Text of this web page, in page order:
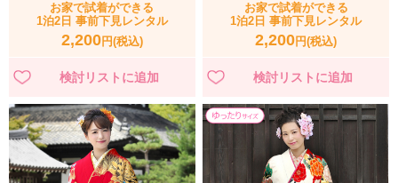
お家で試着ができる
1泊2日 事前下見レンタル
2,200円(税込)
お家で試着ができる
1泊2日 事前下見レンタル
2,200円(税込)